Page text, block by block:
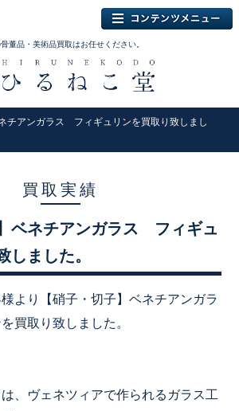
董品・美術品買取はお任せください。
チアンガラス フィギュリンを買取り致しまし
買取実績
ベネチアンガラス フィギュ
しました。
より【硝子・切子】ベネチアンガラ
買取り致しました。
、ヴェネツィアで作られるガラス工